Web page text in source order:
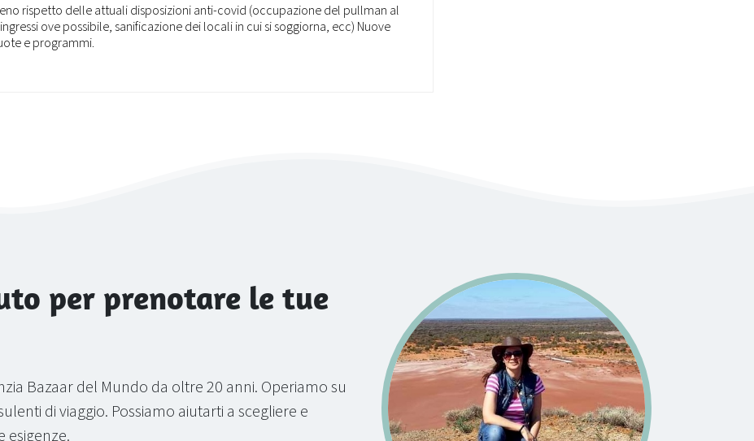
rispetto delle attuali disposizioni anti-covid (occupazione del pullman al
ove possibile, sanificazione dei locali in cui si soggiorna, ecc) Nuove
e programmi.
per prenotare le tue
Bazaar del Mundo da oltre 20 anni. Operiamo su
di viaggio. Possiamo aiutarti a scegliere e
esigenze.